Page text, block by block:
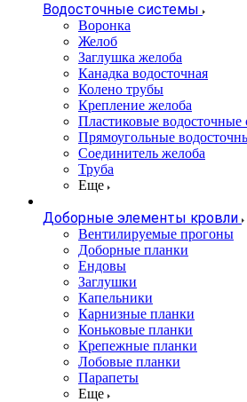
Водосточные системы
Воронка
Желоб
Заглушка желоба
Канадка водосточная
Колено трубы
Крепление желоба
Пластиковые водосточные
Прямоугольные
Соединитель желоба
Труба
Еще
Доборные элементы кровли
Вентилируемые прогоны
Доборные планки
Ендовы
Заглушки
Капельники
Карнизные планки
Коньковые планки
Крепежные планки
Лобовые планки
Парапеты
Еще